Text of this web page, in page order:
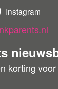
o
r
Instagram
korting